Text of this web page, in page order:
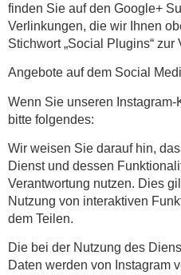
finden Sie auf den Google+
Verlinkungen, die wir Ihnen
Stichwort „Social Plugins“
Angebote auf dem Social
Wenn Sie unseren
bitte folgendes:
Wir weisen Sie darauf hin,
Dienst und dessen
Verantwortung nutzen. Dies
Nutzung von interaktiven
dem Teilen.
Die bei der Nutzung des
Daten werden von Instagram